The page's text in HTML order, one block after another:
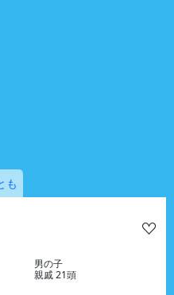
も
男の子
親戚 21頭